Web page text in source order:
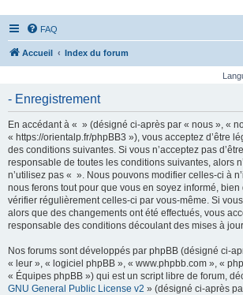
FAQ
Accueil Index du forum
- Enregistrement
En accédant à « » (désigné ci-après par « nous », «
« https://orientalp.fr/phpBB3 »), vous acceptez d’être
des conditions suivantes. Si vous n’acceptez pas
responsable de toutes les conditions suivantes, alors
n’utilisez pas « ». Nous pouvons modifier celles-ci à
nous ferons tout pour que vous en soyez informé, bien
vérifier régulièrement celles-ci par vous-même. Si
alors que des changements ont été effectués, vous
responsable des conditions découlant des mises à
Nos forums sont développés par phpBB (désigné ci-
« leur », « logiciel phpBB », « www.phpbb.com », «
« Équipes phpBB ») qui est un script libre de forum,
GNU General Public License v2 » (désigné ci-après